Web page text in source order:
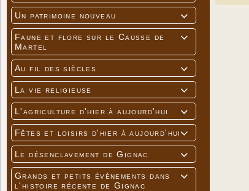

Un patrimoine nouveau

Faune et flore sur le Causse de
Martel

Au fil des siècles

La vie religieuse

L'agriculture d'hier à aujourd'hui

Fêtes et loisirs d'hier à aujourd'hui

Le désenclavement de Gignac

Grands et petits événements dans
l'histoire récente de Gignac